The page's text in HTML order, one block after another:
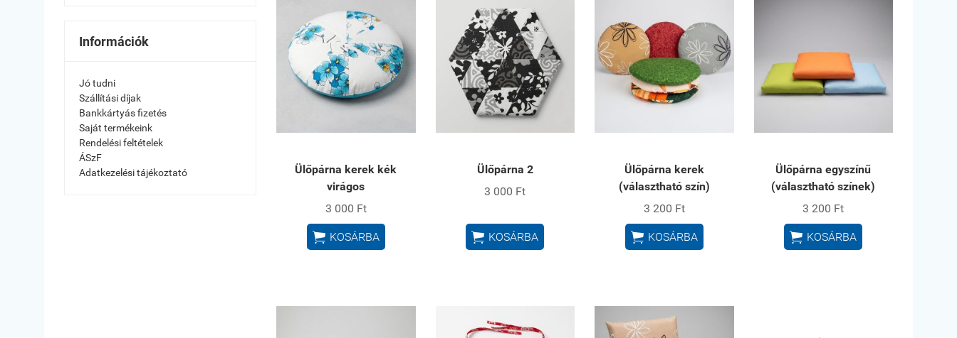
Információk
Jó tudni
Szállítási díjak
Bankkártyás fizetés
Saját termékeink
Rendelési feltételek
ÁSzF
Adatkezelési tájékoztató
Ülőpárna kerek kék
virágos
3 000 Ft
 KOSÁRBA
Ülőpárna 2
3 000 Ft
 KOSÁRBA
Ülőpárna kerek
(választható szín)
3 200 Ft
 KOSÁRBA
Ülőpárna egyszínű
(választható színek)
3 200 Ft
 KOSÁRBA